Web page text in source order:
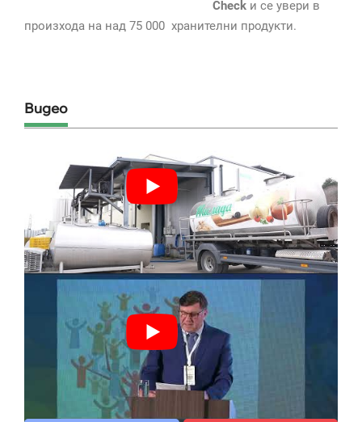
Checkи се увери в
произхода на над 75 000 хранителни продукти.
Видео